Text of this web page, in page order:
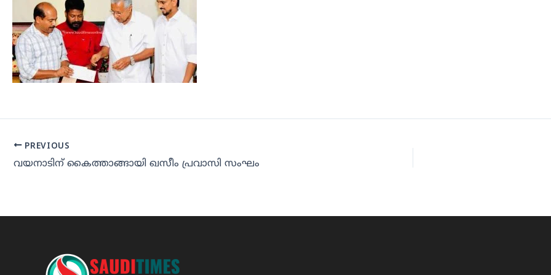
PREVIOUS
വയനാടിന് കൈത്താങ്ങായി ഖസീം പ്രവാസി സംഘം